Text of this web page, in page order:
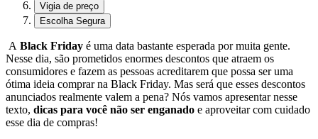
Vigia de preço
Escolha Segura
A Black Friday é uma data bastante esperada por muita gente.
Nesse dia, são prometidos enormes descontos que atraem os
consumidores e fazem as pessoas acreditarem que possa ser uma
ótima ideia comprar na Black Friday. Mas será que esses descontos
anunciados realmente valem a pena? Nós vamos apresentar nesse
texto, dicas para você não ser enganado e aproveitar com cuidado
esse dia de compras!